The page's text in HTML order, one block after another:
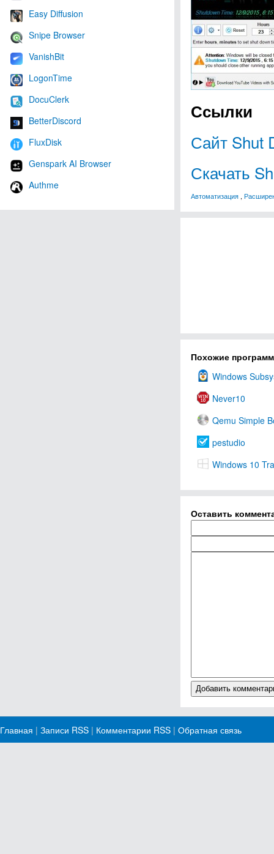
Easy Diffusion
Snipe Browser
VanishBit
LogonTime
DocuClerk
BetterDiscord
FluxDisk
Genspark AI Browser
Authme
Ссылки
Сайт Shut
Скачать
Автоматизация ,
Похожие
Windows
Never10
Qemu Simple
pestudio
Windows 10
Оставить
Главная | Записи RSS | Комментарии RSS | Обратная связь